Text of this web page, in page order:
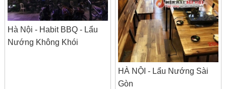
Hà Nội - Habit BBQ - Lẩu
Nướng Không Khói
HÀ NỘI - Lẩu Nướng Sài
Gòn